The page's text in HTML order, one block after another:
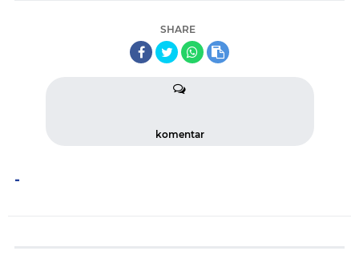
SHARE
komentar
-